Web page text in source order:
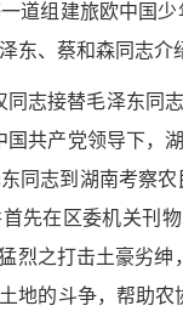
道组建旅欧中国
东、蔡和森同志介
同志接替毛泽东同
国共产党领导下，
同志到湖南考察
先在区委机关刊
烈之打击土豪劣
地的斗争，帮助